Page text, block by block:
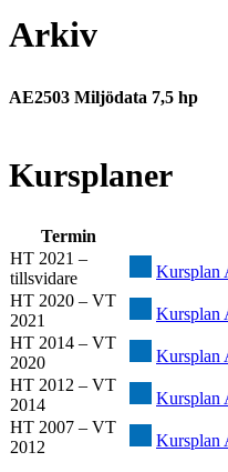
Arkiv
AE2503 Miljödata 7,5 hp
Kursplaner
Termin
HT 2021 –
tillsvidare
Kursplan
HT 2020 – VT
2021
Kursplan
HT 2014 – VT
2020
Kursplan
HT 2012 – VT
2014
Kursplan
HT 2007 – VT
2012
Kursplan